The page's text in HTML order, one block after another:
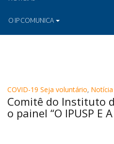
O IP COMUNICA
COVID-19 Seja voluntário, Notícia
Comitê do Instituto
o painel “O IPUSP E